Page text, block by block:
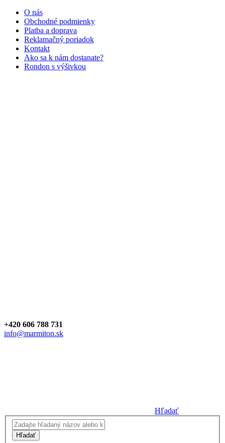
O nás
Obchodné podmienky
Platba a doprava
Reklamačný poriadok
Kontakt
Ako sa k nám dostanate?
Rondon s výšivkou
+420 606 788 731
info@marmiton.sk
Hľadať
Hľadať